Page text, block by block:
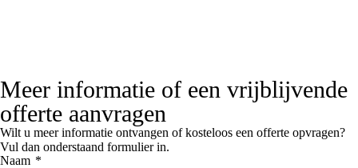
Meer informatie of een vrijblijvende
offerte aanvragen
Wilt u meer informatie ontvangen of kosteloos een offerte opvragen?
Vul dan onderstaand formulier in.
Naam *